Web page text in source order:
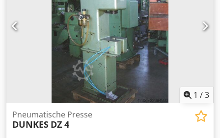
1 /3
Pneumatische Presse
DUNKES DZ 4